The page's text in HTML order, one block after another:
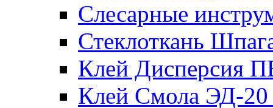
Слесарные
Стеклоткань
Клей Дисперсия
Клей Смола ЭД-20